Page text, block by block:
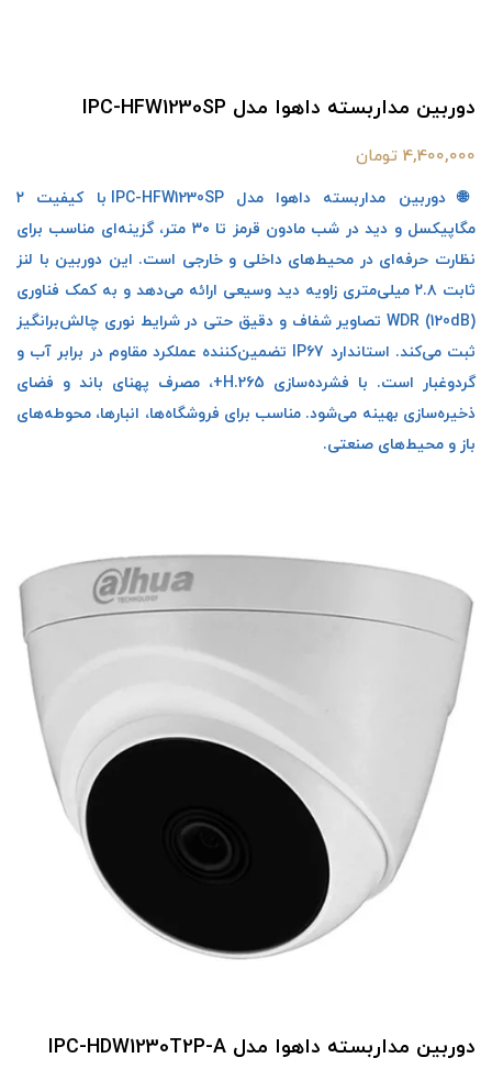
دوربین مداربسته داهوا مدل IPC-HFW1230SP
4,400,000 تومان
🌐 دوربین مداربسته داهوا مدل IPC-HFW1230SP با کیفیت ۲
مگاپیکسل و دید در شب مادون قرمز تا ۳۰ متر، گزینه‌ای مناسب برای
نظارت حرفه‌ای در محیط‌های داخلی و خارجی است. این دوربین با لنز
ثابت ۲.۸ میلی‌متری زاویه دید وسیعی ارائه می‌دهد و به کمک فناوری
WDR (120dB) تصاویر شفاف و دقیق حتی در شرایط نوری چالش‌برانگیز
ثبت می‌کند. استاندارد IP67 تضمین‌کننده عملکرد مقاوم در برابر آب و
گردوغبار است. با فشرده‌سازی H.265+، مصرف پهنای باند و فضای
ذخیره‌سازی بهینه می‌شود. مناسب برای فروشگاه‌ها، انبارها، محوطه‌های
باز و محیط‌های صنعتی.
دوربین مداربسته داهوا مدل IPC-HDW1230T2P-A